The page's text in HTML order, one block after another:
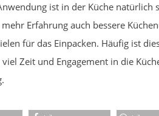
ist in der Küche
Erfahrung auch bessere
für das Einpacken. Häufig ist
Zeit und Engagement in die